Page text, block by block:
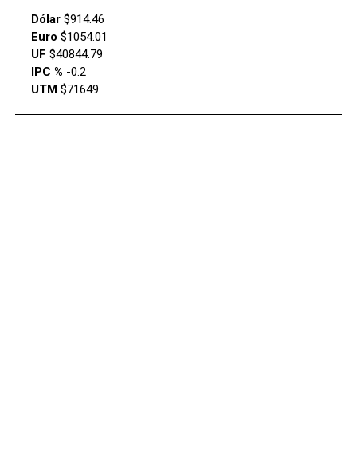
Dólar$914.46
Euro $1054.01
UF $40844.79
IPC % -0.2
UTM$71649